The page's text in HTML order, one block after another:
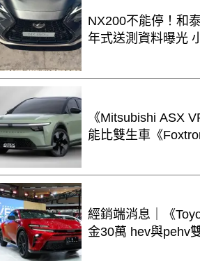
NX200不能停！和
年式送測資料曝光
《Mitsubishi ASX
能比雙生車《
經銷端消息｜《
金30萬 hev與pehv